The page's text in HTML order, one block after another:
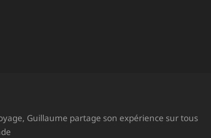
Guillaume partage son expérience sur tous